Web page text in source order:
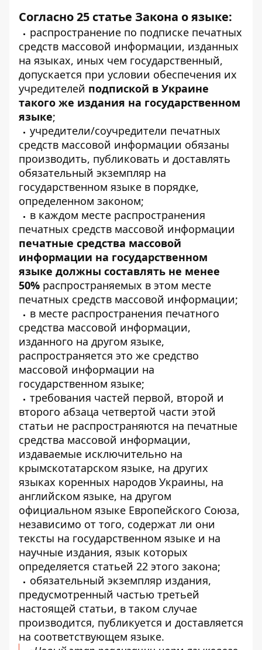
Согласно 25 статье Закона о языке:
распространение по подписке печатных
средств массовой информации, изданных
на языках, иных чем государственный,
допускается при условии обеспечения их
учредителей подпиской в Украине
такого же издания на государственном
языке;
учредители/соучредители печатных
средств массовой информации обязаны
производить, публиковать и доставлять
обязательный экземпляр на
государственном языке в порядке,
определенном законом;
в каждом месте распространения
печатных средств массовой информации
печатные средства массовой
информации на государственном
языке должны составлять не менее
50% распространяемых в этом месте
печатных средств массовой информации;
в месте распространения печатного
средства массовой информации,
изданного на другом языке,
распространяется это же средство
массовой информации на
государственном языке;
требования частей первой, второй и
второго абзаца четвертой части этой
статьи не распространяются на печатные
средства массовой информации,
издаваемые исключительно на
крымскотатарском языке, на других
языках коренных народов Украины, на
английском языке, на другом
официальном языке Европейского Союза,
независимо от того, содержат ли они
тексты на государственном языке и на
научные издания, язык которых
определяется статьей 22 этого закона;
обязательный экземпляр издания,
предусмотренный частью третьей
настоящей статьи, в таком случае
производится, публикуется и доставляется
на соответствующем языке.